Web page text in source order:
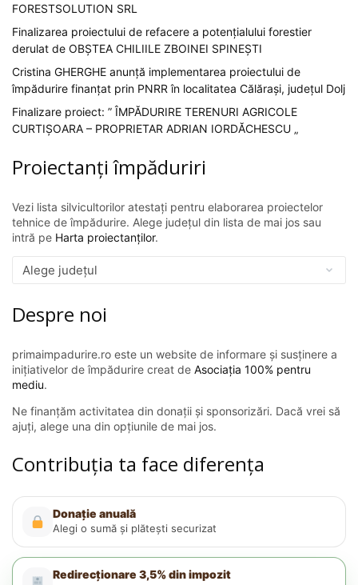
FORESTSOLUTION SRL
Finalizarea proiectului de refacere a potențialului forestier
derulat de OBȘTEA CHILIILE ZBOINEI SPINEȘTI
Cristina GHERGHE anunță implementarea proiectului de
împădurire finanțat prin PNRR în localitatea Călărași, județul Dolj
Finalizare proiect: ” ÎMPĂDURIRE TERENURI AGRICOLE
CURTIȘOARA – PROPRIETAR ADRIAN IORDĂCHESCU „
Proiectanți împăduriri
Vezi lista silvicultorilor atestați pentru elaborarea proiectelor
tehnice de împădurire. Alege județul din lista de mai jos sau
intră pe Harta proiectanților.
Despre noi
primaimpadurire.ro este un website de informare și susținere a
inițiativelor de împădurire creat de Asociația 100% pentru
mediu.
Ne finanțăm activitatea din donații și sponsorizări. Dacă vrei să
ajuți, alege una din opțiunile de mai jos.
Contribuția ta face diferența
Donație anuală
Alegi o sumă și plătești securizat
Redirecționare 3,5% din impozit